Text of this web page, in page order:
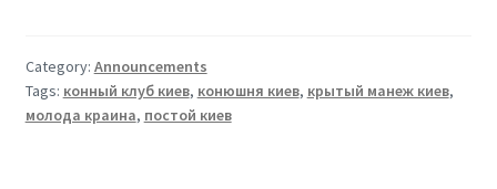
Category: Announcements
Tags: конный клуб киев, конюшня киев, крытый манеж киев,
молода краина, постой киев